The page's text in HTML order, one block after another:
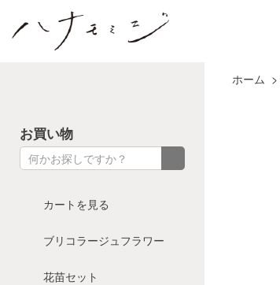
花とカゴと暮らしの道具 ハナモミジ
ホーム >
お買い物
カートを見る
ブリコラージュフラワー
花苗セット